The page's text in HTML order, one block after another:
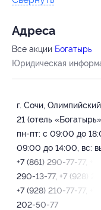
Адресa
Все акции Богатырь
Юридическая
г. Сочи,
21 (отель
пн-пт: с 09:00 до
09:00 до 14:00, вс:
+7 (861) 290-77-77, +7
290-13-77, +7 (928)
+7 (928) 210-77-77, +7
202-50-77